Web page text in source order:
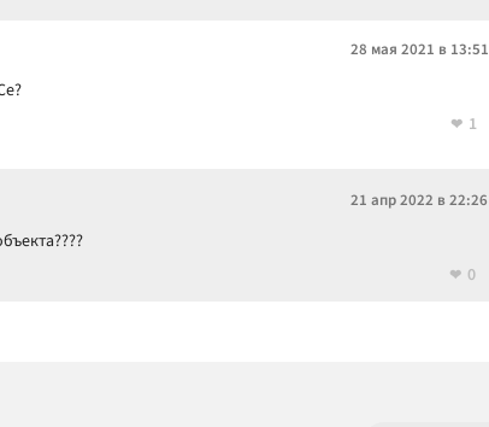
28 мая 2021 в 13:51
1
21 апр 2022 в 22:26
0